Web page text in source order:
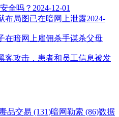
全吗？ 2024-12-01
布局图已在暗网上泄露2024-
在暗网上雇佣杀手谋杀父母
客攻击，患者和员工信息被发
品交易 (131)暗网勒索 (86)数据